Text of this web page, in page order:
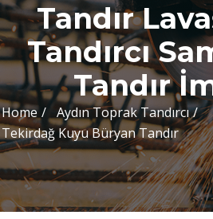
Tandır
Tandırcı
Tandır
Home
Aydın Toprak Tandırcı
Tekirdağ Kuyu Büryan Tandır